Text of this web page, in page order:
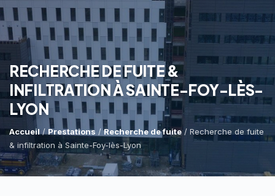
PRESTATIONS
Dépannage Vitrages
Vitrine Magasin
Expertise Bris De Glace
Recherche De Fuite
MINI-GRUE ARAIGNÉE
Capacité De Levage
Accès Difficiles
RÉFÉRENCES
RECHERCHE DE FUITE &
INFILTRATION À SAINTE-FOY-LÈS-
LYON
Accueil / Prestations /Recherche de fuite/ Recherche de fuite
& infiltration à Sainte-Foy-lès-Lyon